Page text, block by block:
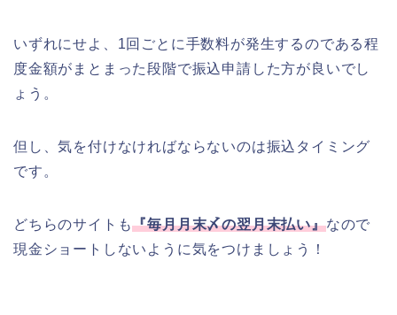
いずれにせよ、1回ごとに手数料が発生するのである程
度金額がまとまった段階で振込申請した方が良いでし
ょう。
但し、気を付けなければならないのは振込タイミング
です。
どちらのサイトも『毎月月末〆の翌月末払い』なので
現金ショートしないように気をつけましょう！